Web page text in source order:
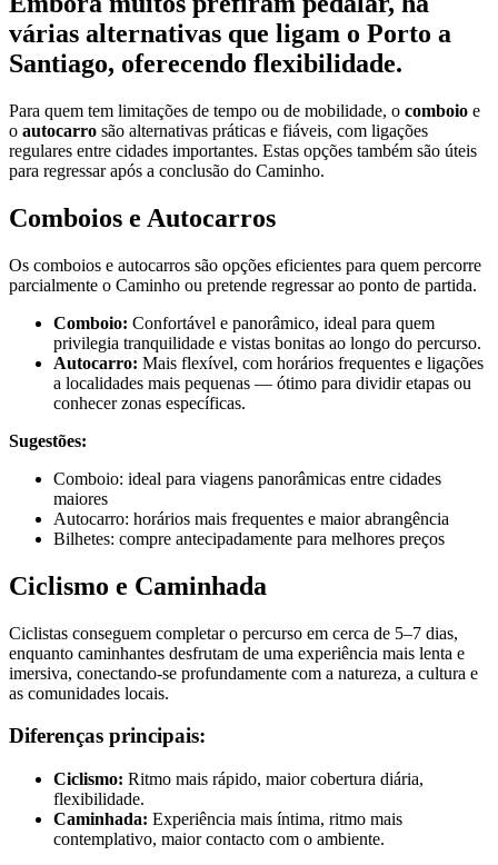
várias alternativas que ligam o Porto a
Santiago, oferecendo flexibilidade.
Para quem tem limitações de tempo ou de mobilidade, o comboio e
o autocarro são alternativas práticas e fiáveis, com ligações
regulares entre cidades importantes. Estas opções também são úteis
para regressar após a conclusão do Caminho.
Comboios e Autocarros
Os comboios e autocarros são opções eficientes para quem percorre
parcialmente o Caminho ou pretende regressar ao ponto de partida.
Comboio: Confortável e panorâmico, ideal para quem
privilegia tranquilidade e vistas bonitas ao longo do percurso.
Autocarro: Mais flexível, com horários frequentes e ligações
a localidades mais pequenas — ótimo para dividir etapas ou
conhecer zonas específicas.
Sugestões:
Comboio: ideal para viagens panorâmicas entre cidades
maiores
Autocarro: horários mais frequentes e maior abrangência
Bilhetes: compre antecipadamente para melhores preços
Ciclismo e Caminhada
Ciclistas conseguem completar o percurso em cerca de 5–7 dias,
enquanto caminhantes desfrutam de uma experiência mais lenta e
imersiva, conectando-se profundamente com a natureza, a cultura e
as comunidades locais.
Diferenças principais:
Ciclismo: Ritmo mais rápido, maior cobertura diária,
flexibilidade.
Caminhada: Experiência mais íntima, ritmo mais
contemplativo, maior contacto com o ambiente.